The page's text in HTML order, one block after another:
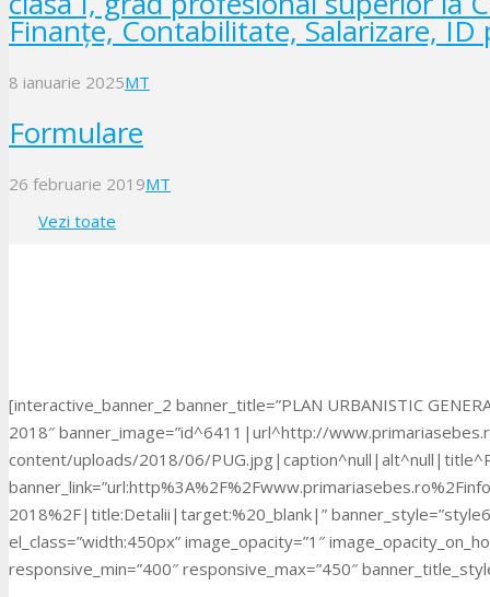
Finanțe, Contabilitate, Salarizare,
8 ianuarie 2025MT
Formulare
26 februarie 2019MT
Vezi toate
[interactive_banner_2 banner_title=”PLAN URBANISTIC
2018″ banner_image=”id^6411|url^http://
content/uploads/2018/06/
2018%2F|title:Detalii|target:%20_blank|”
el_class=”width:450px” image_opacity=”1″
responsive_min=”400″ responsive_max=”450″